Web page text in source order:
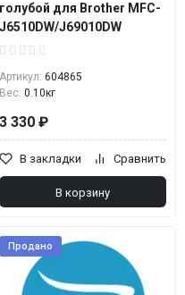
голубой для Brother MFC-
J6510DW/J69010DW
Артикул: 604865
Вес: 0.10кг
3 330 ₽
В закладки Сравнить
В корзину
Продано